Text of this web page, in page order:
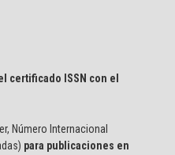
certificado ISSN con el
Número Internacional
para publicaciones en